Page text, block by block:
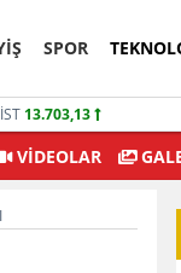
SPOR
13.703,13
VİDEOLAR